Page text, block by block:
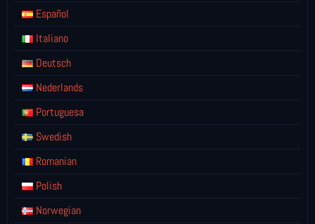
Español
Italiano
Deutsch
Nederlands
Portuguesa
Swedish
Romanian
Polish
Norwegian